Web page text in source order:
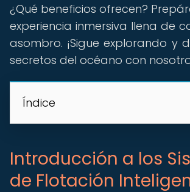
¿Qué beneficios ofrecen?
experiencia inmersiva llena de
asombro. ¡Sigue explorando y
secretos del océano con
Índice
Introducción a los
de Flotación